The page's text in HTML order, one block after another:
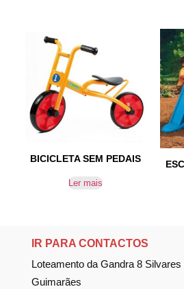
BICICLETA SEM PEDAIS
Ler mais
IR PARA CONTACTOS
Loteamento da Gandra 8 Silvares
Guimarães